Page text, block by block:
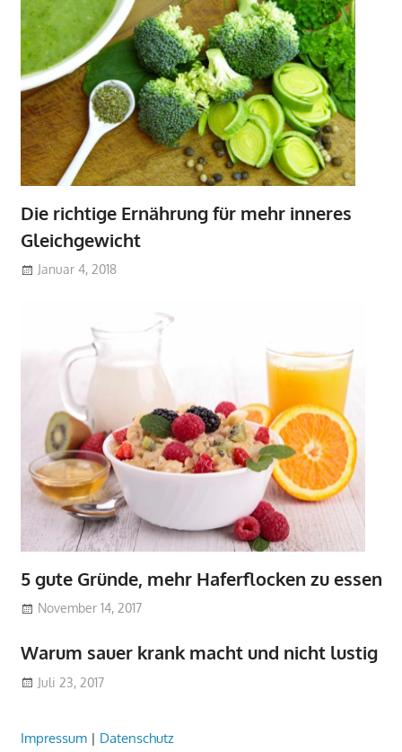
Die richtige Ernährung für mehr inneres
Gleichgewicht
Januar 4, 2018
5 gute Gründe, mehr Haferflocken zu essen
November 14, 2017
Warum sauer krank macht und nicht lustig
Juli 23, 2017
Impressum| Datenschutz